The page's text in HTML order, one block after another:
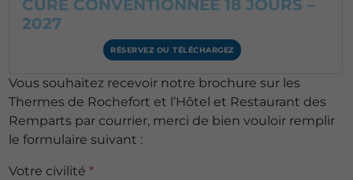
CURE CONVENTIONNÉE 18 JOURS –
2027
RÉSERVEZ OU TÉLÉCHARGEZ
Vous souhaitez recevoir notre brochure sur les
Thermes de Rochefort et l’Hôtel et Restaurant des
Remparts par courrier, merci de bien vouloir remplir
le formulaire suivant :
Votre civilité *